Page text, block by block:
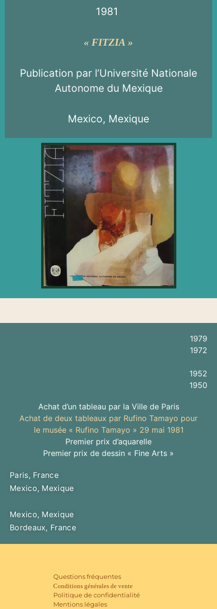
1981
« FITZIA »
Publication par l’Université Nationale
Autonome du Mexique
Mexico, Mexique
1979
1972
1952
1950
Achat d’un tableau par la Ville de Paris
Achat de deux tableaux par Rufino Tamayo pour
le musée « Rufino Tamayo » 29 mai 1981
Premier prix d’aquarelle
Premier prix de dessin « Fine Arts »
Paris, France
Mexico, Mexique
Mexico, Mexique
Bordeaux, France
Questions fréquentes
Conditions générales de vente
Politique de confidentialité
Mentions légales